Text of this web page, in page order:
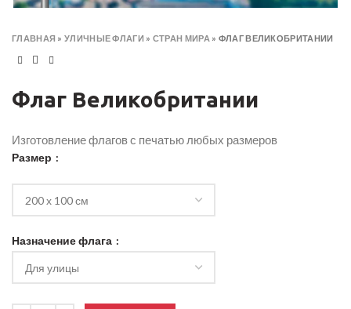
ГЛАВНАЯ »УЛИЧНЫЕ ФЛАГИ » СТРАН МИРА » ФЛАГ ВЕЛИКОБРИТАНИИ
Флаг Великобритании
Изготовление флагов с печатью любых размеров
Размер
Назначение флага